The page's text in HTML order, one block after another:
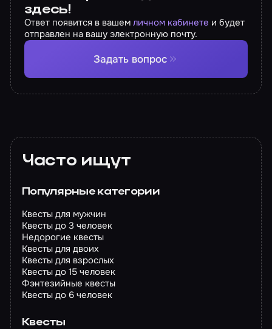
здесь!
Ответ появится в вашемличном кабинете и будет
отправлен на вашу электронную почту.
Задать вопрос
Часто ищут
Популярные категории
Квесты для мужчин
Квесты до 3 человек
Недорогие квесты
Квесты для двоих
Квесты для взрослых
Квесты до 15 человек
Фэнтезийные квесты
Квесты до 6 человек
Квесты